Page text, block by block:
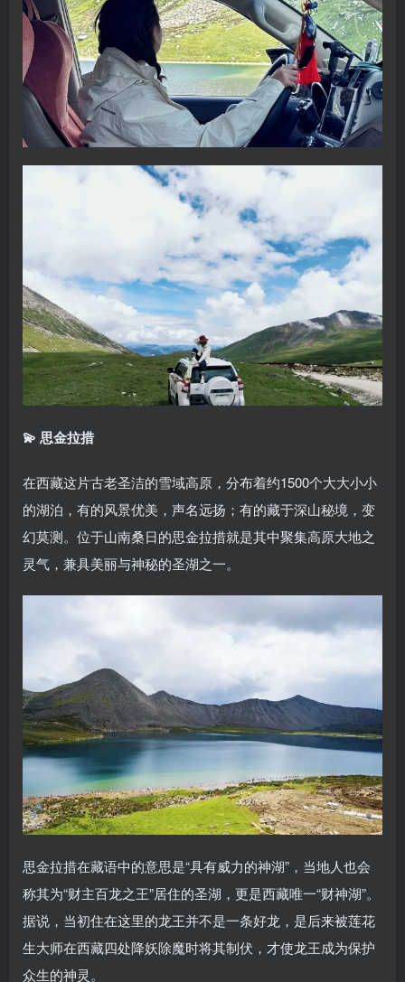
💫 思金拉措
在西藏这片古老圣洁的雪域高原，分布着约1500个大大小小
的湖泊，有的风景优美，声名远扬；有的藏于深山秘境，变
幻莫测。位于山南桑日的思金拉措就是其中聚集高原大地之
灵气，兼具美丽与神秘的圣湖之一。
思金拉措在藏语中的意思是“具有威力的神湖”，当地人也会
称其为“财主百龙之王”居住的圣湖，更是西藏唯一“财神湖”。
据说，当初住在这里的龙王并不是一条好龙，是后来被莲花
生大师在西藏四处降妖除魔时将其制伏，才使龙王成为保护
众生的神灵。